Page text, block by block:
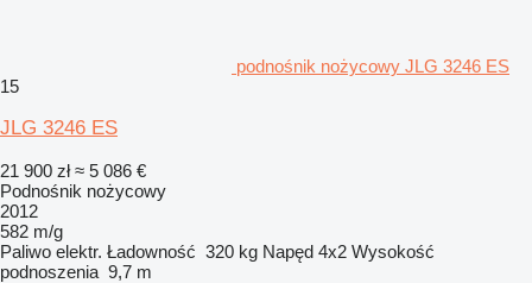
podnośnik nożycowy JLG 3246 ES
15
JLG 3246 ES
21 900 zł ≈ 5 086 €
Podnośnik nożycowy
2012
582 m/g
Paliwo elektr. Ładowność 320 kg Napęd 4x2 Wysokość
podnoszenia 9,7 m